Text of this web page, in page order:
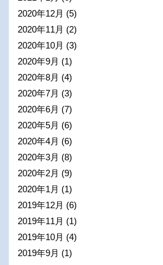
2020年12月 (5)
2020年11月 (2)
2020年10月 (3)
2020年9月 (1)
2020年8月 (4)
2020年7月 (3)
2020年6月 (7)
2020年5月 (6)
2020年4月 (6)
2020年3月 (8)
2020年2月 (9)
2020年1月 (1)
2019年12月 (6)
2019年11月 (1)
2019年10月 (4)
2019年9月 (1)